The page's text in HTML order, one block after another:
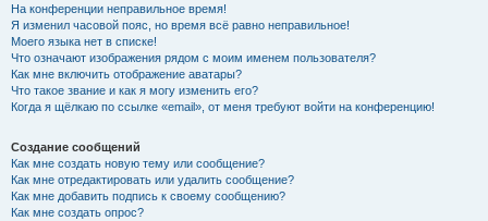
На конференции неправильное время!
Я изменил часовой пояс, но время всё равно неправильное!
Моего языка нет в списке!
Что означают изображения рядом с моим именем пользователя?
Как мне включить отображение аватары?
Что такое звание и как я могу изменить его?
Когда я щёлкаю по ссылке «email», от меня требуют войти на конференцию!
Создание сообщений
Как мне создать новую тему или сообщение?
Как мне отредактировать или удалить сообщение?
Как мне добавить подпись к своему сообщению?
Как мне создать опрос?